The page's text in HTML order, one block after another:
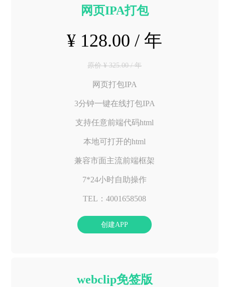
网页IPA打包
¥ 128.00 / 年
原价 ¥ 325.00 / 年
网页打包IPA
3分钟一键在线打包IPA
支持任意前端代码html
本地可打开的html
兼容市面主流前端框架
7*24小时自助操作
TEL：4001658508
创建APP
webclip免签版